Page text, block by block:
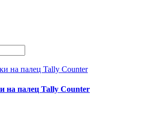
на палец Tally Counter